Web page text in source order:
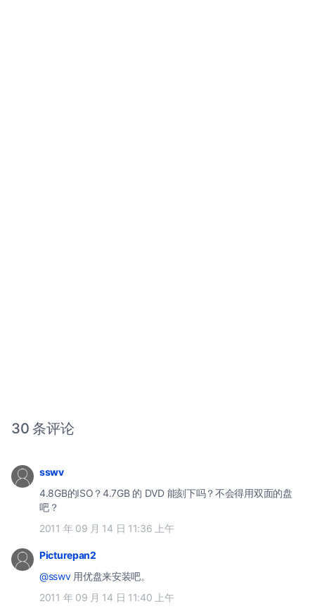
30 条评论
sswv
4.8GB的ISO？4.7GB 的 DVD 能刻下吗？不会得用双面的盘
吧？
2011 年 09 月 14 日 11:36 上午
Picturepan2
@sswv用优盘来安装吧。
2011 年 09 月 14 日 11:40 上午